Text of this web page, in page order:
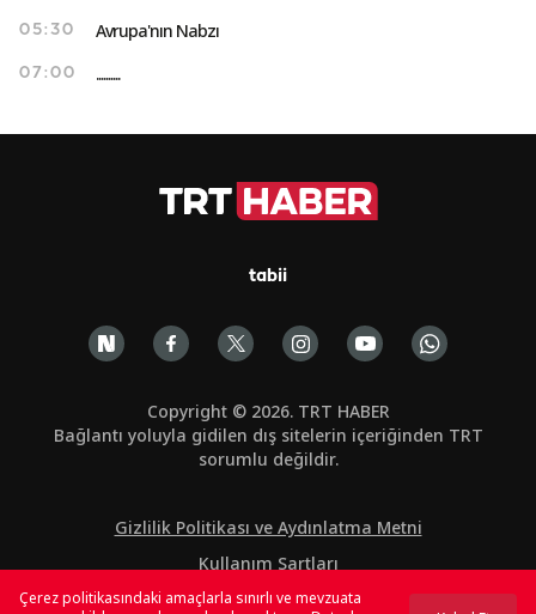
05:30 Avrupa'nın Nabzı
07:00 ..........
tabii
Copyright © 2026. TRT HABER
Bağlantı yoluyla gidilen dış sitelerin içeriğinden TRT
sorumlu değildir.
Gizlilik Politikası ve Aydınlatma Metni
Kullanım Şartları
Çerez Politikası
Çerez politikasındaki amaçlarla sınırlı ve mevzuata